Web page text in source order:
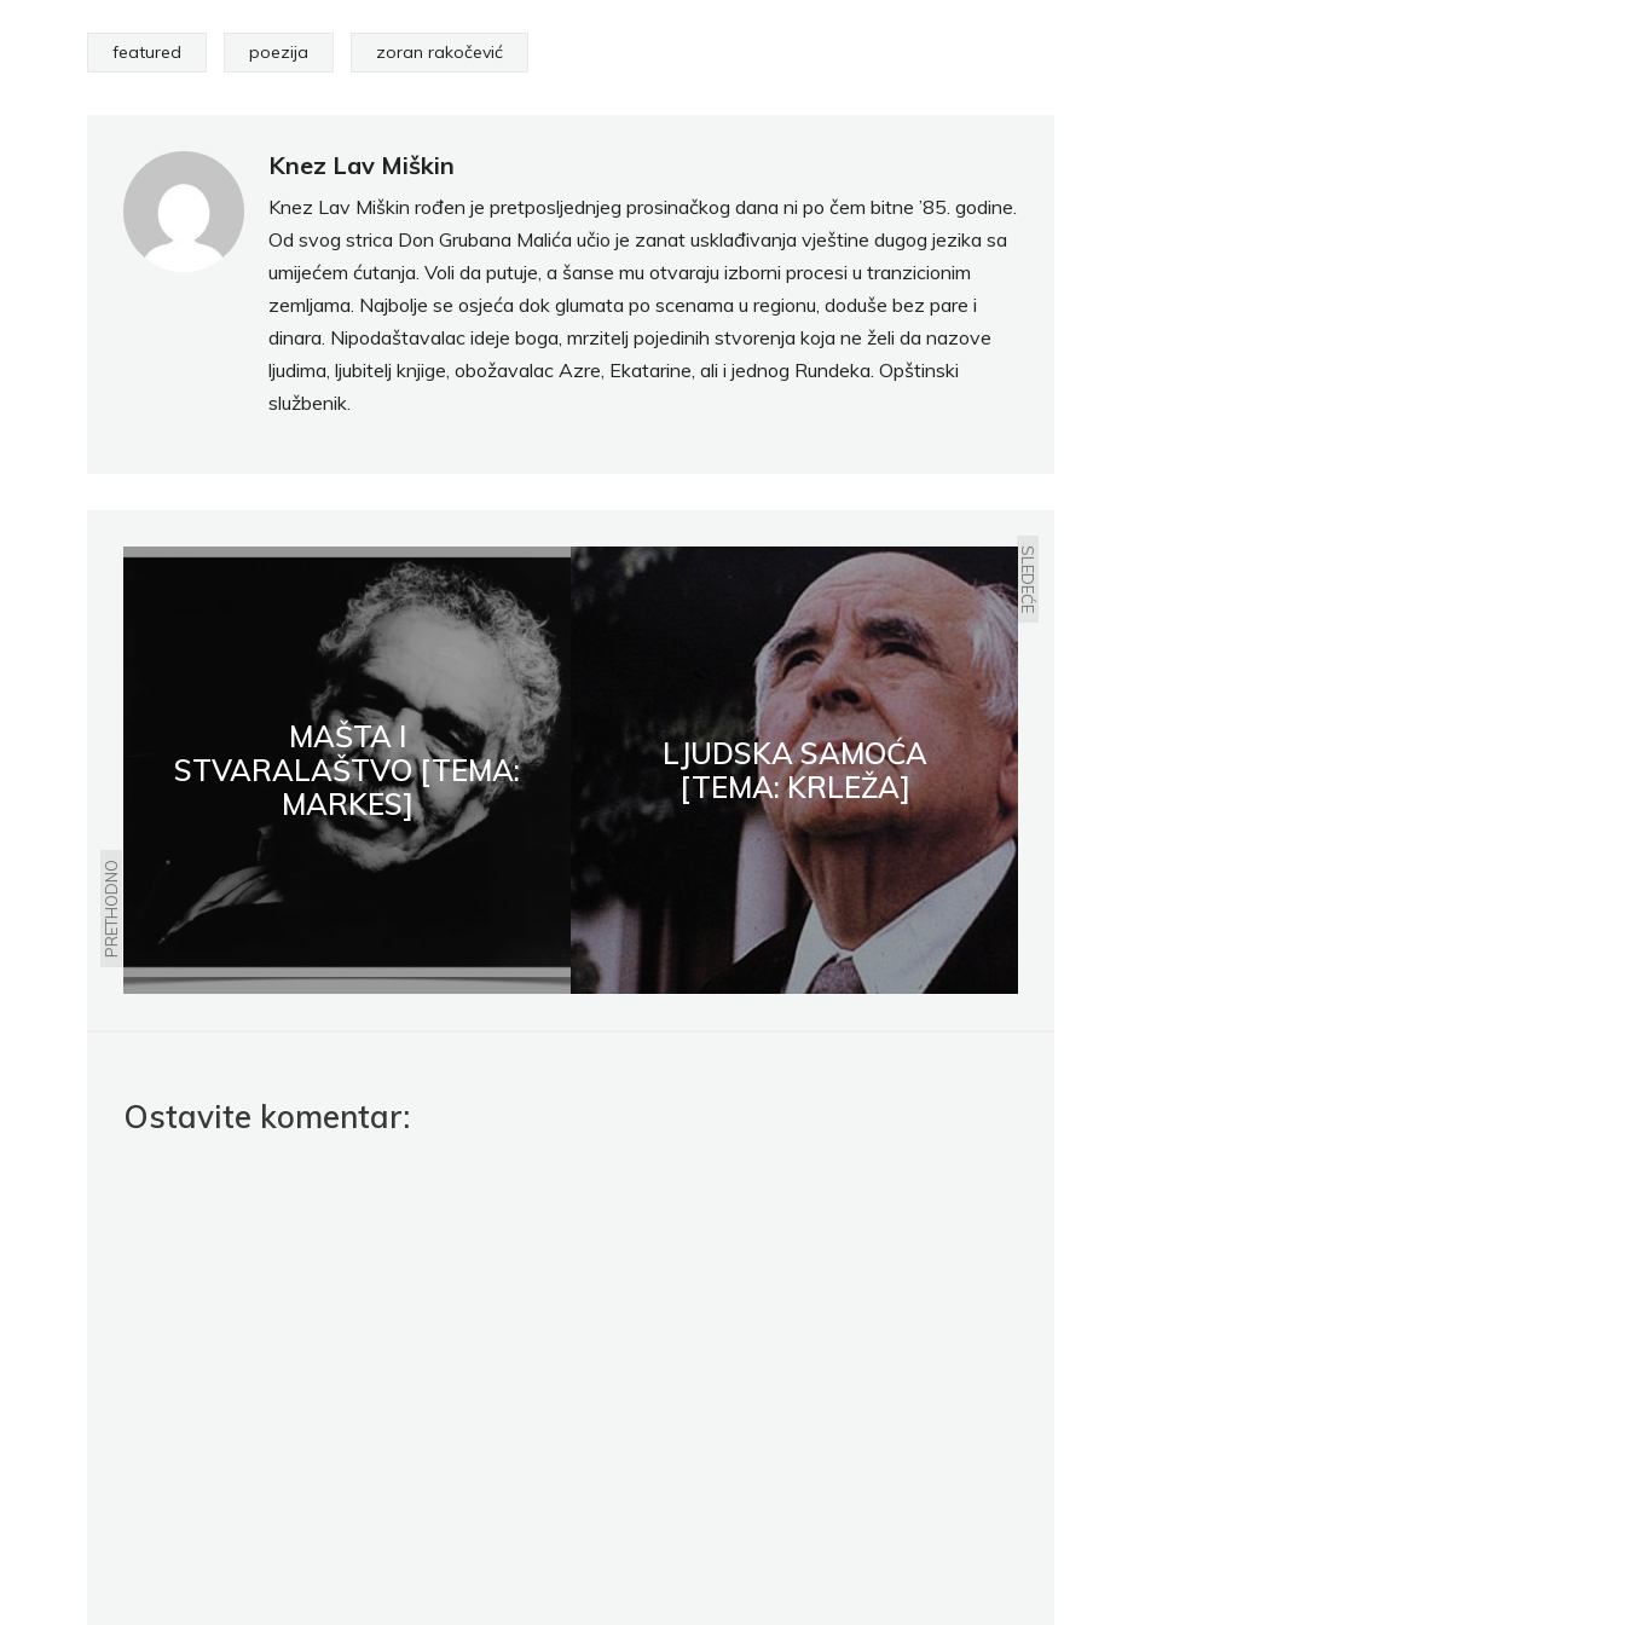
featured poezija zoran rakočević
Knez Lav Miškin
Knez Lav Miškin rođen je pretposljednjeg prosinačkog dana ni po čem bitne ’85. godine.
Od svog strica Don Grubana Malića učio je zanat usklađivanja vještine dugog jezika sa
umijećem ćutanja. Voli da putuje, a šanse mu otvaraju izborni procesi u tranzicionim
zemljama. Najbolje se osjeća dok glumata po scenama u regionu, doduše bez pare i
dinara. Nipodaštavalac ideje boga, mrzitelj pojedinih stvorenja koja ne želi da nazove
ljudima, ljubitelj knjige, obožavalac Azre, Ekatarine, ali i jednog Rundeka. Opštinski
službenik.
PRETHODNO
MAŠTA I
STVARALAŠTVO [TEMA:
MARKES]
SLEDEĆE
LJUDSKA SAMOĆA
[TEMA: KRLEŽA]
Ostavite komentar: